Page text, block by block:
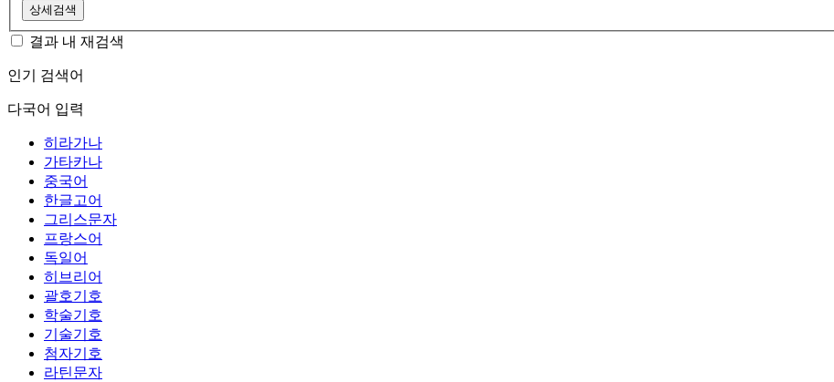
상세검색
결과 내 재검색
인기 검색어
다국어 입력
히라가나
가타카나
중국어
한글고어
그리스문자
프랑스어
독일어
히브리어
괄호기호
학술기호
기술기호
첨자기호
라틴문자